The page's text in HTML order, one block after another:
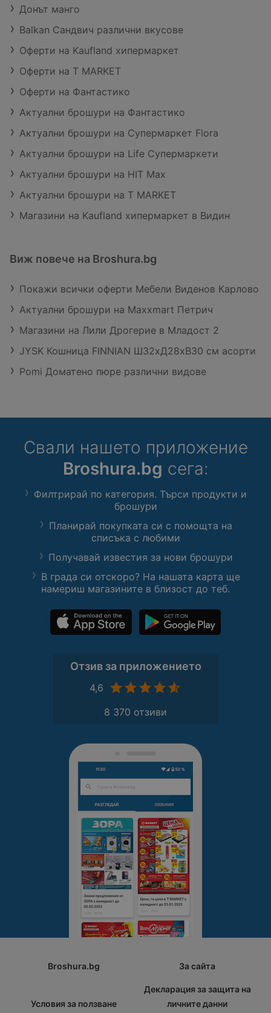
Донът манго
Balkan Сандвич различни вкусове
Оферти на Kaufland хипермаркет
Оферти на T MARKET
Оферти на Фантастико
Актуални брошури на Фантастико
Актуални брошури на Супермаркет Flora
Актуални брошури на Life Супермаркети
Актуални брошури на HIT Max
Актуални брошури на T MARKET
Магазини на Kaufland хипермаркет в Видин
Виж повече на Broshura.bg
Покажи всички оферти Мебели Виденов Карлово
Актуални брошури на Maxxmart Петрич
Магазини на Лили Дрогерие в Младост 2
JYSK Кошница FINNIAN Ш32xД28xВ30 см асорти
Pomi Доматено пюре различни видове
Свали нашето приложение
Broshura.bg сега:
Филтрирай по категория. Търси продукти и
брошури
Планирай покупката си с помощта на
списъка с любими
Получавай известия за нови брошури
В града си отскоро? На нашата карта ще
намериш магазините в близост до теб.
Отзив за приложението
4,6
8 370 отзиви
Broshura.bg За сайта
Условия за ползване
Декларация за защита на
личните данни